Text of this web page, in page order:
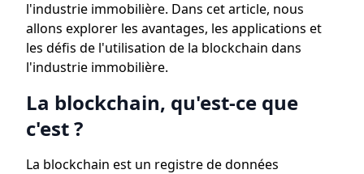
l'industrie immobilière. Dans cet article, nous
allons explorer les avantages, les applications et
les défis de l'utilisation de la blockchain dans
l'industrie immobilière.
La blockchain, qu'est-ce que
c'est ?
La blockchain est un registre de données